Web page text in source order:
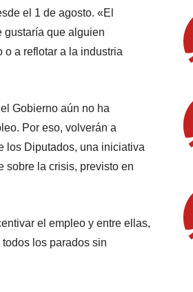
el 1 de agosto. «El
gustaría que alguien
a reflotar a la industria
Gobierno aún no ha
Por eso, volverán a
los Diputados, una iniciativa
sobre la crisis, previsto en
el empleo y entre ellas,
los parados sin